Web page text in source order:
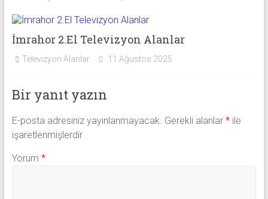
İmrahor 2.El Televizyon Alanlar
Televizyon Alanlar 11 Ağustos 2025
Bir yanıt yazın
E-posta adresiniz yayınlanmayacak. Gerekli alanlar *ile
işaretlenmişlerdir
Yorum *